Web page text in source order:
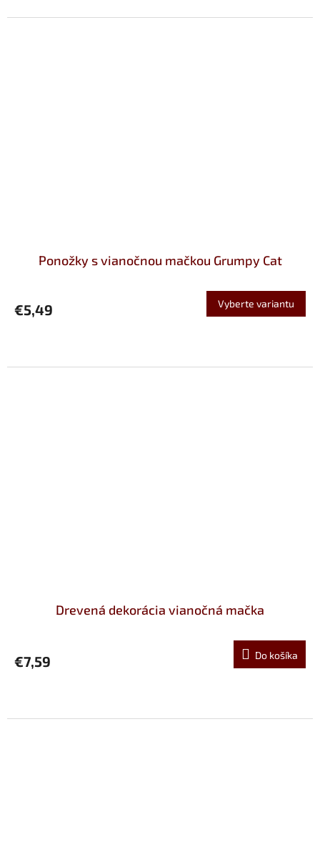
Ponožky s vianočnou mačkou Grumpy Cat
€5,49 Vyberte variantu
Drevená dekorácia vianočná mačka
€7,59 Do košíka